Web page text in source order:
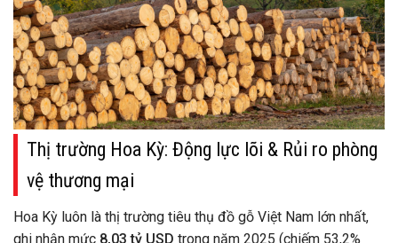
Thị trường Hoa Kỳ: Động lực lõi & Rủi ro phòng
vệ thương mại
Hoa Kỳ luôn là thị trường tiêu thụ đồ gỗ Việt Nam lớn nhất,
ghi nhận mức 8,03 tỷ USD trong năm 2025 (chiếm 53,2%